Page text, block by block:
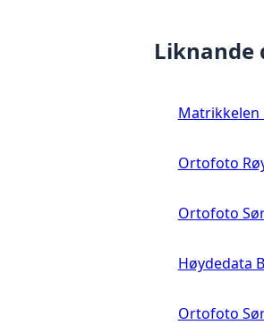
Liknande
Matrikkelen
Ortofoto
Ortofoto
Høydedata
Ortofoto